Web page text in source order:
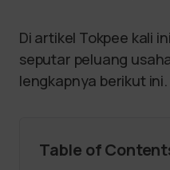
Di artikel Tokpee kali
seputar peluang
lengkapnya berikut ini.
Table of